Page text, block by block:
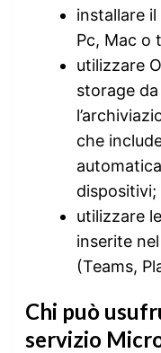
installare
Pc, Mac o
utilizzare
storage
che
dispositivi;
utilizzare
inserite
(Teams,
Chi può
servizio